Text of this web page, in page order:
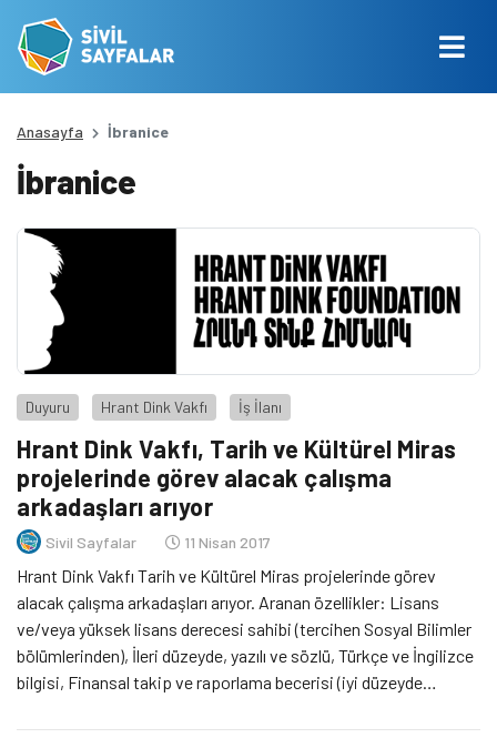
Anasayfa İbranice
İbranice
Duyuru Hrant Dink Vakfı İş İlanı
Hrant Dink Vakfı, Tarih ve Kültürel Miras
projelerinde görev alacak çalışma
arkadaşları arıyor
Sivil Sayfalar 11 Nisan 2017
Hrant Dink Vakfı Tarih ve Kültürel Miras projelerinde görev
alacak çalışma arkadaşları arıyor. Aranan özellikler: Lisans
ve/veya yüksek lisans derecesi sahibi (tercihen Sosyal Bilimler
bölümlerinden), İleri düzeyde, yazılı ve sözlü, Türkçe ve İngilizce
bilgisi, Finansal takip ve raporlama becerisi (iyi düzeyde
tecrübesi, Tam zamanlı çalışabilecek, Tercihen Sivil toplum